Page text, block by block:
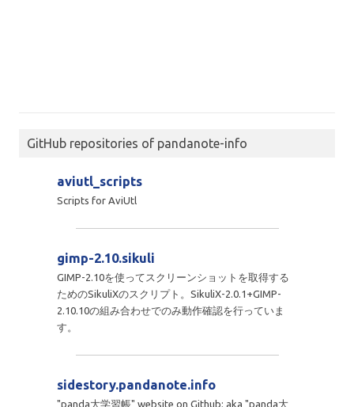
GitHub repositories of pandanote-info
aviutl_scripts
Scripts for AviUtl
gimp-2.10.sikuli
GIMP-2.10を使ってスクリーンショットを取得する
ためのSikuliXのスクリプト。SikuliX-2.0.1+GIMP-
2.10.10の組み合わせでのみ動作確認を行っていま
す。
sidestory.pandanote.info
"panda大学習帳" website on Github; aka "panda大